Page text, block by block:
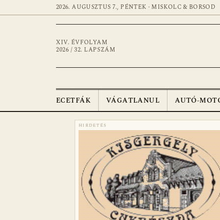
2026. AUGUSZTUS 7., PÉNTEK · MISKOLC & BORSOD
XIV. ÉVFOLYAM
2026 / 32. LAPSZÁM
ECETFÁK VÁGATLANUL AUTÓ-
HIRDETÉS